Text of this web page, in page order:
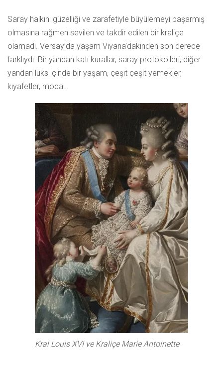
Saray halkını güzelliği ve zarafetiyle büyülemeyi başarmış
olmasına rağmen sevilen ve takdir edilen bir kraliçe
olamadı. Versay’da yaşam Viyana’dakinden son derece
farklıydı. Bir yandan katı kurallar, saray protokolleri; diğer
yandan lüks içinde bir yaşam, çeşit çeşit yemekler,
kıyafetler, moda…
Kral Louis XVI ve Kraliçe Marie Antoinette